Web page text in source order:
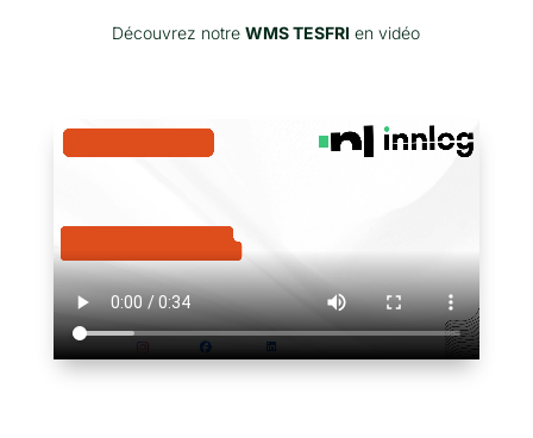
Découvrez notreWMS TESFRI en vidéo